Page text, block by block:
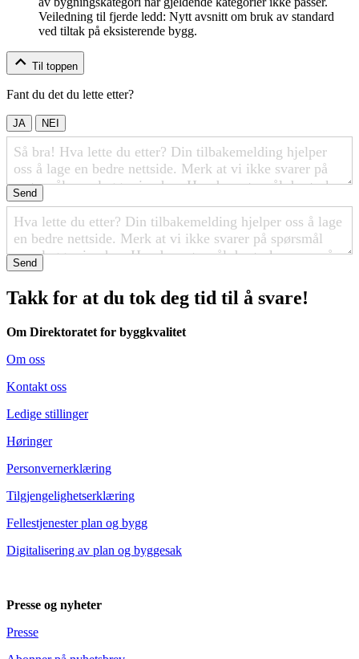
Veiledning til fjerde ledd: Nytt avsnitt om bruk av standard
ved tiltak på eksisterende bygg.
Til toppen
Fant du det du lette etter?
JA NEI
Send
Send
Takk for at du tok deg tid til å svare!
Om Direktoratet for byggkvalitet
Om oss
Kontakt oss
Ledige stillinger
Høringer
Personvernerklæring
Tilgjengelighetserklæring
Fellestjenester plan og bygg
Digitalisering av plan og byggesak
Presse og nyheter
Presse